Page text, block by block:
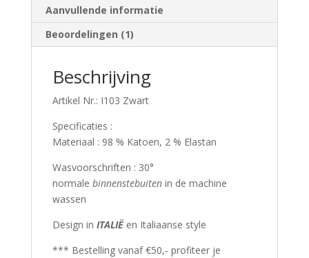
Aanvullende informatie
Beoordelingen (1)
Beschrijving
Artikel Nr.: I103 Zwart
Specificaties :
Materiaal : 98 % Katoen, 2 % Elastan
Wasvoorschriften : 30°
normale binnenstebuiten in de machine
wassen
Design in ITALIËen Italiaanse style
*** Bestelling vanaf €50,- profiteer je